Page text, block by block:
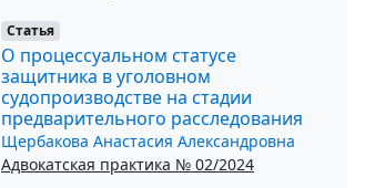
Статья
О процессуальном статусе
защитника в уголовном
судопроизводстве на стадии
предварительного расследования
Щербакова Анастасия Александровна
Адвокатская практика № 02/2024